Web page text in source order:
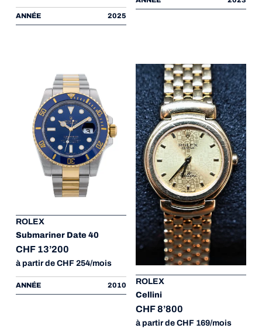
ANNÉE 2025
ROLEX
Submariner Date 40
CHF 13’200
à partir de CHF 254/mois
ANNÉE 2010
ROLEX
Cellini
CHF 8’800
à partir de CHF 169/mois